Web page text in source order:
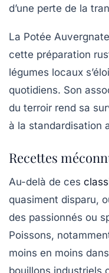
d’une perte de la
La Potée Auvergnate
cette préparation
légumes locaux
quotidiens. Son
du terroir rend sa
à la standardisation
Recettes
Au-delà de ces
quasiment disparu,
des passionnés ou
Poissons,
moins en moins
bouillons industriels